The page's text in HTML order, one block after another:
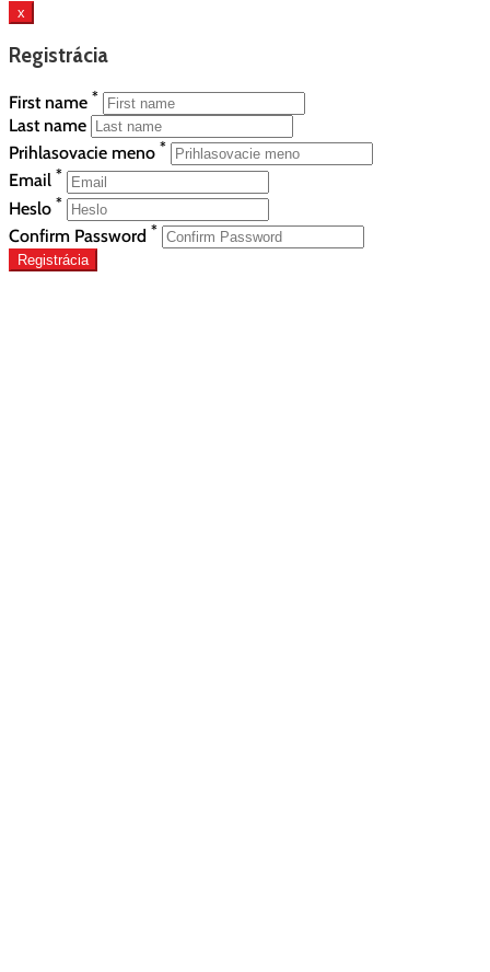
x
Registrácia
First name *
Last name
Prihlasovacie meno *
Email *
Heslo *
Confirm Password *
Registrácia